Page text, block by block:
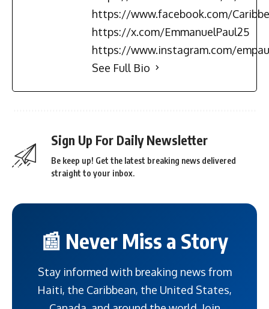
https://www.facebook.com/
https://x.com/EmmanuelPaul25
https://www.instagram.com/
See Full Bio
Sign Up For Daily Newsletter
Be keep up! Get the latest breaking news delivered
straight to your inbox.
📰 Never Miss a Story
Stay informed with breaking news from
Haiti, the Caribbean, the United States,